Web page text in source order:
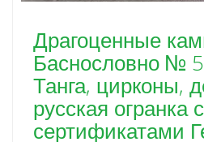
Драгоценные
Баснословно №
Танга, цирконы,
русская огранка с
сертификатами